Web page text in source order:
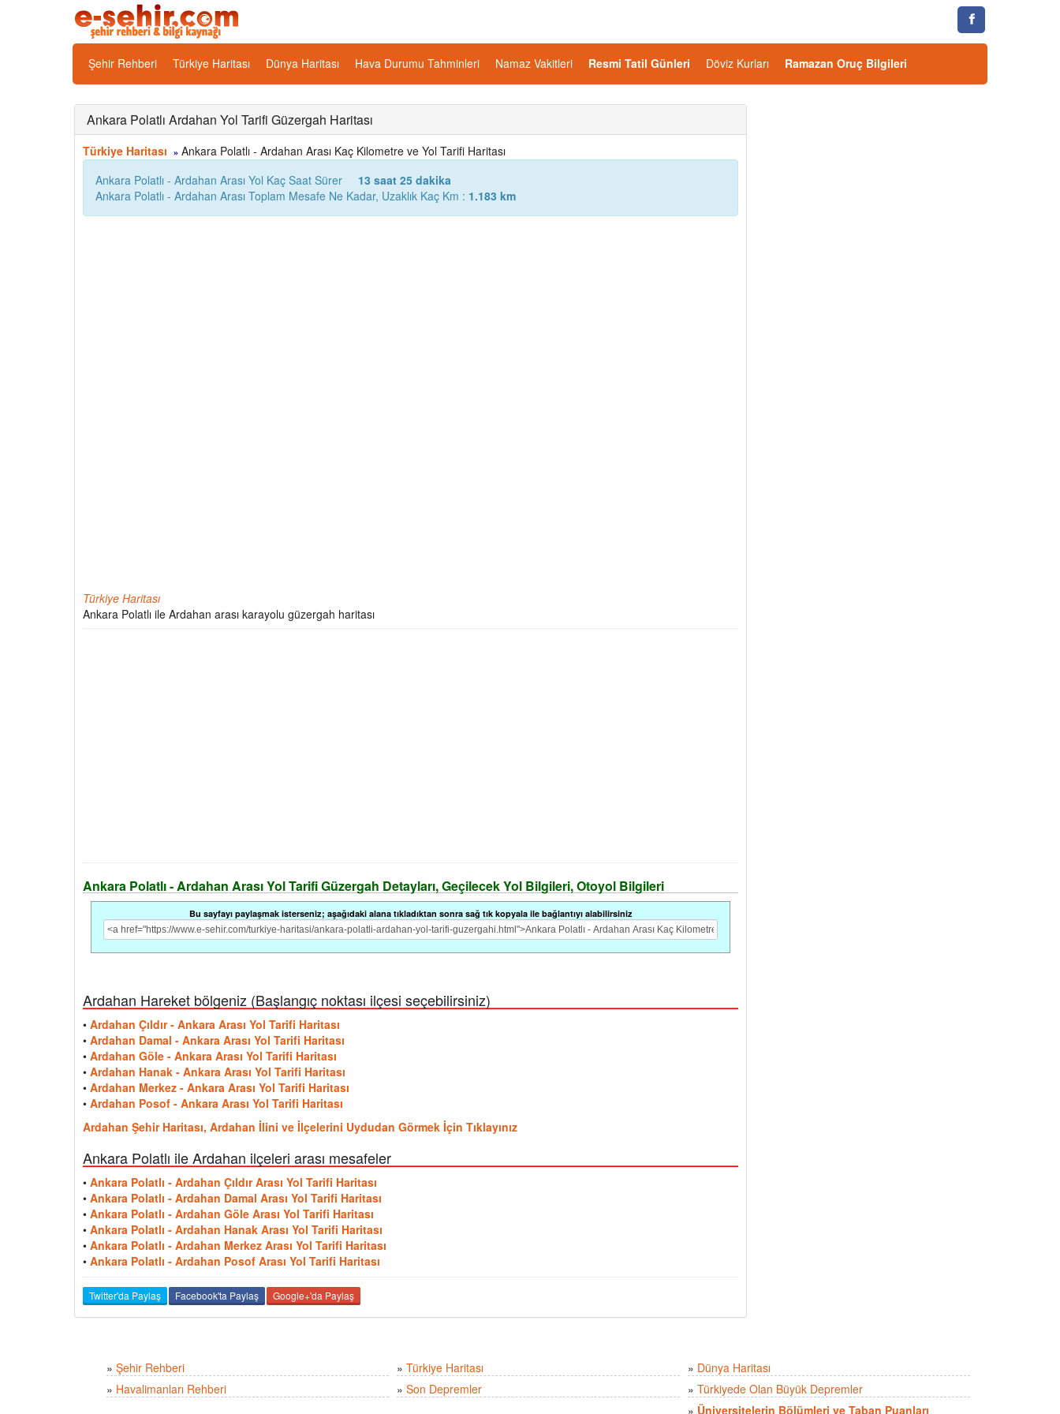
Şehir Rehberi Türkiye Haritası Dünya Haritası Hava Durumu Tahminleri Namaz Vakitleri Resmi Tatil Günleri Döviz Kurları Ramazan Oruç Bilgileri
Ankara Polatlı Ardahan Yol Tarifi Güzergah Haritası
Türkiye Haritası » Ankara Polatlı - Ardahan Arası Kaç Kilometre ve Yol Tarifi Haritası
Ankara Polatlı - Ardahan Arası Yol Kaç Saat Sürer
13 saat 25 dakika
Ankara Polatlı - Ardahan Arası Toplam Mesafe Ne Kadar, Uzaklık Kaç Km : 1.183 km
Türkiye Haritası
Ankara Polatlı ile Ardahan arası karayolu güzergah haritası
Ankara Polatlı - Ardahan Arası Yol Tarifi Güzergah Detayları, Geçilecek Yol Bilgileri, Otoyol Bilgileri
Bu sayfayı paylaşmak isterseniz; aşağıdaki alana tıkladıktan sonra sağ tık kopyala ile bağlantıyı alabilirsiniz
Ardahan Hareket bölgeniz (Başlangıç noktası ilçesi seçebilirsiniz)
• Ardahan Çıldır - Ankara Arası Yol Tarifi Haritası
• Ardahan Damal - Ankara Arası Yol Tarifi Haritası
• Ardahan Göle - Ankara Arası Yol Tarifi Haritası
• Ardahan Hanak - Ankara Arası Yol Tarifi Haritası
• Ardahan Merkez - Ankara Arası Yol Tarifi Haritası
• Ardahan Posof - Ankara Arası Yol Tarifi Haritası
Ardahan Şehir Haritası, Ardahan İlini ve İlçelerini Uydudan Görmek İçin Tıklayınız
Ankara Polatlı ile Ardahan ilçeleri arası mesafeler
• Ankara Polatlı - Ardahan Çıldır Arası Yol Tarifi Haritası
• Ankara Polatlı - Ardahan Damal Arası Yol Tarifi Haritası
• Ankara Polatlı - Ardahan Göle Arası Yol Tarifi Haritası
• Ankara Polatlı - Ardahan Hanak Arası Yol Tarifi Haritası
• Ankara Polatlı - Ardahan Merkez Arası Yol Tarifi Haritası
• Ankara Polatlı - Ardahan Posof Arası Yol Tarifi Haritası
Twitter'da Paylaş Facebook'ta Paylaş Google+'da Paylaş
» Şehir Rehberi » Türkiye Haritası » Dünya Haritası
» Havalimanları Rehberi » Son Depremler » Türkiyede Olan Büyük Depremler
» Üniversitelerin Bölümleri ve Taban Puanları